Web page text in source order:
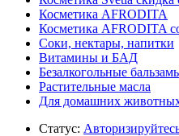
Косметика AFRODITA
Косметика AFRODITA
Соки, нектары, напитки
Витамины и БАД
Безалкогольные
Растительные масла
Для домашних
Статус: